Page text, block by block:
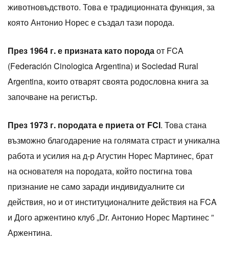
животновъдството. Това е традиционната функция, за
която Антонио Норес е създал тази порода.
През 1964 г. е призната като породаот FCA
(Federación Cinologica Argentina) и Sociedad Rural
Argentina, които отварят своята родословна книга за
започване на регистър.
През 1973 г. породата е приета от FCI. Това стана
възможно благодарение на голямата страст и уникална
работа и усилия на д-р Агустин Норес Мартинес, брат
на основателя на породата, който постигна това
признание не само заради индивидуалните си
действия, но и от институционалните действия на FCA
и Дого аржентино клуб „Dr. Антонио Норес Мартинес ”
Аржентина.